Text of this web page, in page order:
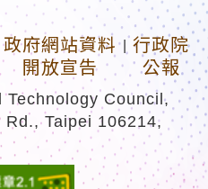
政府網站資料
開放宣告
行政院
公報
Council,
Taipei 106214,